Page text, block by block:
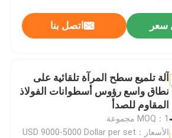
سعر اتصل بنا
آلة تلميع سطح المرآة تلقائية على
نطاق واسع رؤوس أسطوانات الفولاذ
المقاوم للصدأ
MOQ：1 مجموعة
الأسعار：USD 9000-5000 Dollar per set